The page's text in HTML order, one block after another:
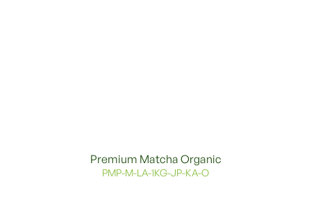
Premium Matcha Organic
PMP-M-LA-1KG-JP-KA-O